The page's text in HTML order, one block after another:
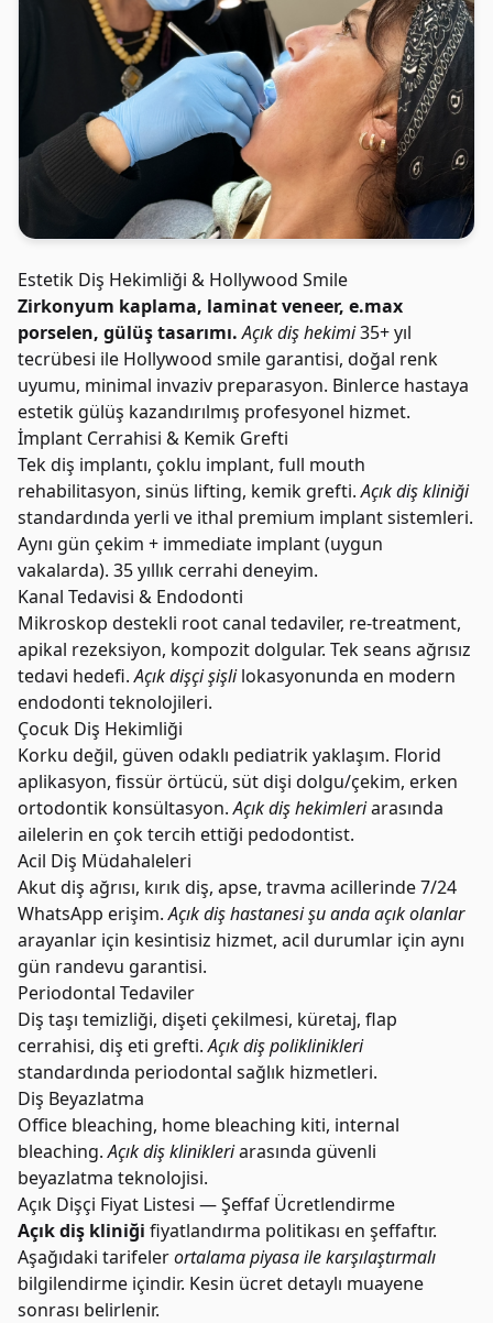
Estetik Diş Hekimliği & Hollywood Smile
Zirkonyum kaplama, laminat veneer, e.max
porselen, gülüş tasarımı. Açık diş hekimi35+ yıl
tecrübesi ile Hollywood smile garantisi, doğal renk
uyumu, minimal invaziv preparasyon. Binlerce hastaya
estetik gülüş kazandırılmış profesyonel hizmet.
İmplant Cerrahisi & Kemik Grefti
Tek diş implantı, çoklu implant, full mouth
rehabilitasyon, sinüs lifting, kemik grefti.Açık diş kliniği
standardında yerli ve ithal premium implant sistemleri.
Aynı gün çekim + immediate implant (uygun
vakalarda). 35 yıllık cerrahi deneyim.
Kanal Tedavisi & Endodonti
Mikroskop destekli root canal tedaviler, re-treatment,
apikal rezeksiyon, kompozit dolgular. Tek seans ağrısız
tedavi hedefi.Açık dişçi şişlilokasyonunda en modern
endodonti teknolojileri.
Çocuk Diş Hekimliği
Korku değil, güven odaklı pediatrik yaklaşım. Florid
aplikasyon, fissür örtücü, süt dişi dolgu/çekim, erken
ortodontik konsültasyon.Açık diş hekimleriarasında
ailelerin en çok tercih ettiği pedodontist.
Acil Diş Müdahaleleri
Akut diş ağrısı, kırık diş, apse, travma acillerinde 7/24
WhatsApp erişim.Açık diş hastanesi şu anda açık olanlar
arayanlar için kesintisiz hizmet, acil durumlar için aynı
gün randevu garantisi.
Periodontal Tedaviler
Diş taşı temizliği, dişeti çekilmesi, küretaj, flap
cerrahisi, diş eti grefti.Açık diş poliklinikleri
standardında periodontal sağlık hizmetleri.
Diş Beyazlatma
Office bleaching, home bleaching kiti, internal
bleaching.Açık diş klinikleriarasında güvenli
beyazlatma teknolojisi.
Açık Dişçi Fiyat Listesi — Şeffaf Ücretlendirme
Açık diş kliniği fiyatlandırma politikası en şeffaftır.
Aşağıdaki tarifelerortalama piyasa ile karşılaştırmalı
bilgilendirme içindir. Kesin ücret detaylı muayene
sonrası belirlenir.